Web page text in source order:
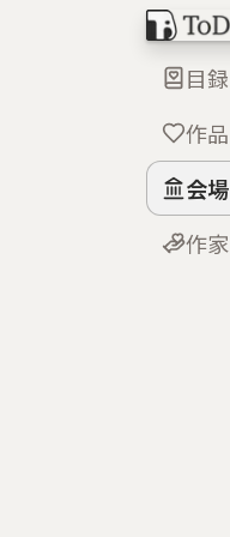
目録
作品
会場
作家